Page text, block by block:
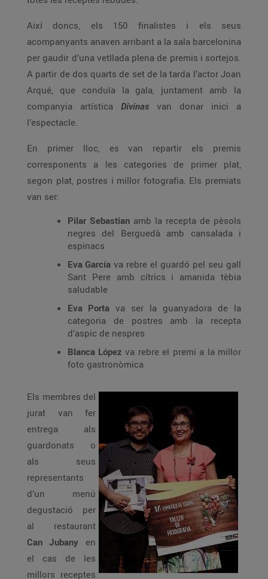
Així doncs, els 150 finalistes i els seus
acompanyants anaven arribant a la sala barcelonina
per gaudir d’una vetllada plena de premis i sortejos.
A partir de dos quarts de set de la tarda l’actor Joan
Arqué, que conduïa la gala, juntament amb la
companyia artística Divinas van donar inici a
l’espectacle.
En primer lloc, es van repartir els premis
corresponents a les categories de primer plat,
segon plat, postres i millor fotografia. Els premiats
van ser:
Pilar Sebastian amb la recepta de pèsols
negres del Berguedà amb cansalada i
espinacs
Eva García va rebre el guardó pel seu gall
Sant Pere amb cítrics i amanida tèbia
saludable
Eva Porta va ser la guanyadora de la
categoria de postres amb la recepta
d’aspic de nespres
Blanca López va rebre el premi a la millor
foto gastronòmica
Els membres del
jurat van fer
entrega als
guardonats o
als seus
representants
d’un menú
degustació per
al restaurant
Can Jubany en
el cas de les
millors receptes